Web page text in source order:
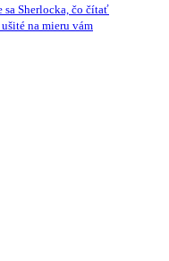
sa Sherlocka, čo čítať
na mieru vám